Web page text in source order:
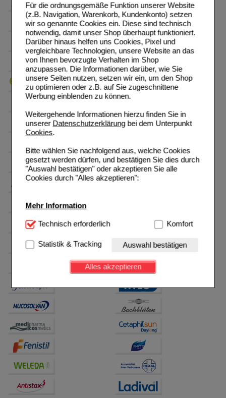
Für die ordnungsgemäße Funktion unserer Website
(z.B. Navigation, Warenkorb, Kundenkonto) setzen
wir so genannte Cookies ein. Diese sind technisch
notwendig, damit unser Shop überhaupt funktioniert.
Darüber hinaus helfen uns Cookies, Pixel und
vergleichbare Technologien, unsere Website an das
von Ihnen bevorzugte Verhalten im Shop
anzupassen. Die Informationen darüber, wie Sie
unsere Seiten nutzen, setzen wir ein, um den Shop
zu optimieren oder z.B. auf Sie zugeschnittene
Werbung einblenden zu können.
Weitergehende Informationen hierzu finden Sie in
unserer Datenschutzerklärungbei dem Unterpunkt
Cookies.
Bitte wählen Sie nachfolgend aus, welche Cookies
gesetzt werden dürfen, und bestätigen Sie dies durch
"Auswahl bestätigen" oder akzeptieren Sie alle
Cookies durch "Alles akzeptieren":
Mehr Information
Technisch Notwendig:Hierbei handelt es sich um
Website notwendig sind (z.B. Navigation, Warenkorb,
Kundenkonto), weshalb auf diese nicht verzichtet
werden kann.
Einkaufserlebnis noch ansprechender zu gestalten,
Besuchers oder unsere Seite an bevorzugte
Verhaltensweisen (z.B. Spracheinstellung)
anzupassen. Komfort-Cookies ermöglichen es uns
auch auf Ihre Bedürfnisse zugeschrittene Inhalte
anzuzeigen und unser Partnerprogramm zu
betreiben.
Statistik & Tracking:
Hierüber lassen sich
Informationen über die Art und Weise der Nutzung
unserer Website sammeln, mit deren Hilfe wir unsere
Technisch erforderlich Komfort
Statistik & Tracking Auswahl bestätigen
Alles akzeptieren